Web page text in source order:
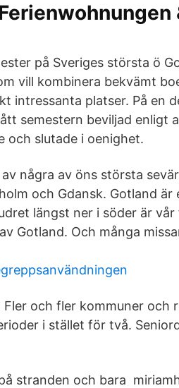
på Sveriges största ö
vill kombinera bekvämt
intressanta platser. På en
semestern beviljad enligt
och slutade i oenighet.
några av öns största
och Gdansk. Gotland är
längst ner i söder är
Gotland. Och många
Fler och fler kommuner och
i stället för två.
stranden och bara